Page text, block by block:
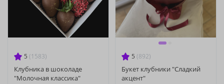
5 (1583)
Клубника в шоколаде
"Молочная классика"
5 (892)
Букет клубники "Сладкий
акцент"